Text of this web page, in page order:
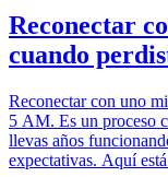
Reconectar
cuando
Reconectar con uno
5 AM. Es un proceso
llevas años
expectativas. Aquí